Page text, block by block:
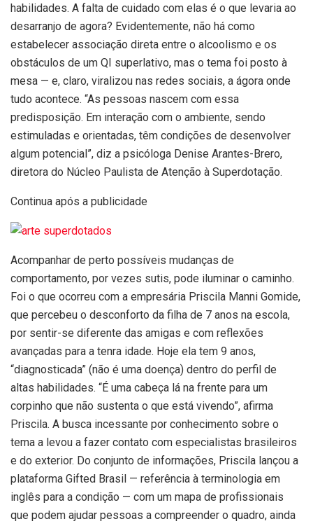
habilidades. A falta de cuidado com elas é o que levaria ao
desarranjo de agora? Evidentemente, não há como
estabelecer associação direta entre o alcoolismo e os
obstáculos de um QI superlativo, mas o tema foi posto à
mesa — e, claro, viralizou nas redes sociais, a ágora onde
tudo acontece. “As pessoas nascem com essa
predisposição. Em interação com o ambiente, sendo
estimuladas e orientadas, têm condições de desenvolver
algum potencial”, diz a psicóloga Denise Arantes-Brero,
diretora do Núcleo Paulista de Atenção à Superdotação.
Continua após a publicidade
Acompanhar de perto possíveis mudanças de
comportamento, por vezes sutis, pode iluminar o caminho.
Foi o que ocorreu com a empresária Priscila Manni Gomide,
que percebeu o desconforto da filha de 7 anos na escola,
por sentir-se diferente das amigas e com reflexões
avançadas para a tenra idade. Hoje ela tem 9 anos,
“diagnosticada” (não é uma doença) dentro do perfil de
altas habilidades. “É uma cabeça lá na frente para um
corpinho que não sustenta o que está vivendo”, afirma
Priscila. A busca incessante por conhecimento sobre o
tema a levou a fazer contato com especialistas brasileiros
e do exterior. Do conjunto de informações, Priscila lançou a
plataforma Gifted Brasil — referência à terminologia em
inglês para a condição — com um mapa de profissionais
que podem ajudar pessoas a compreender o quadro, ainda